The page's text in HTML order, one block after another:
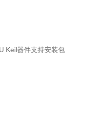
Keil器件支持安装包